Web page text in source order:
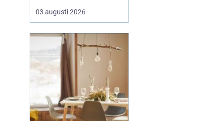
nare den kunskap som
krävs för att planera och
enligt gällande regler.
Den som vill fördjupa sig
i området kan till
exempel vända ...
03 augusti 2026